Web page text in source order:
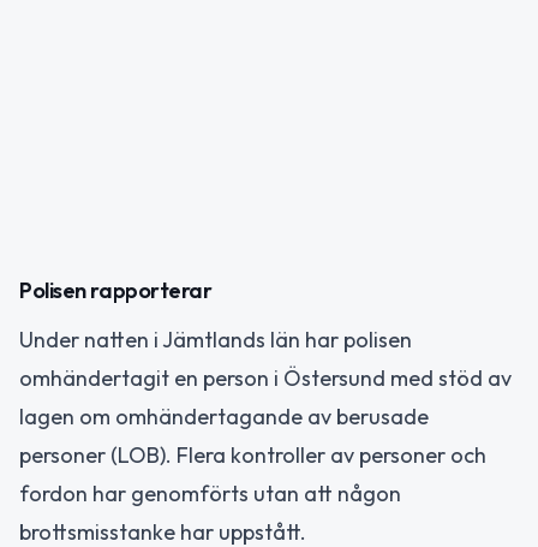
Polisen rapporterar
Under natten i Jämtlands län har polisen
omhändertagit en person i Östersund med stöd av
lagen om omhändertagande av berusade
personer (LOB). Flera kontroller av personer och
fordon har genomförts utan att någon
brottsmisstanke har uppstått.